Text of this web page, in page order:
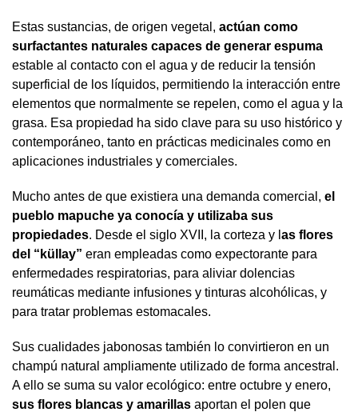
Estas sustancias, de origen vegetal, actúan como
surfactantes naturales capaces de generar espuma
estable al contacto con el agua y de reducir la tensión
superficial de los líquidos, permitiendo la interacción entre
elementos que normalmente se repelen, como el agua y la
grasa. Esa propiedad ha sido clave para su uso histórico y
contemporáneo, tanto en prácticas medicinales como en
aplicaciones industriales y comerciales.
Mucho antes de que existiera una demanda comercial, el
pueblo mapuche ya conocía y utilizaba sus
propiedades. Desde el siglo XVII, la corteza y l as flores
del “küllay” eran empleadas como expectorante para
enfermedades respiratorias, para aliviar dolencias
reumáticas mediante infusiones y tinturas alcohólicas, y
para tratar problemas estomacales.
Sus cualidades jabonosas también lo convirtieron en un
champú natural ampliamente utilizado de forma ancestral.
A ello se suma su valor ecológico: entre octubre y enero,
sus flores blancas y amarillas aportan el polen que